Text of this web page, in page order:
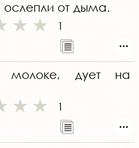
от дыма.
1
молоке, дует на
1